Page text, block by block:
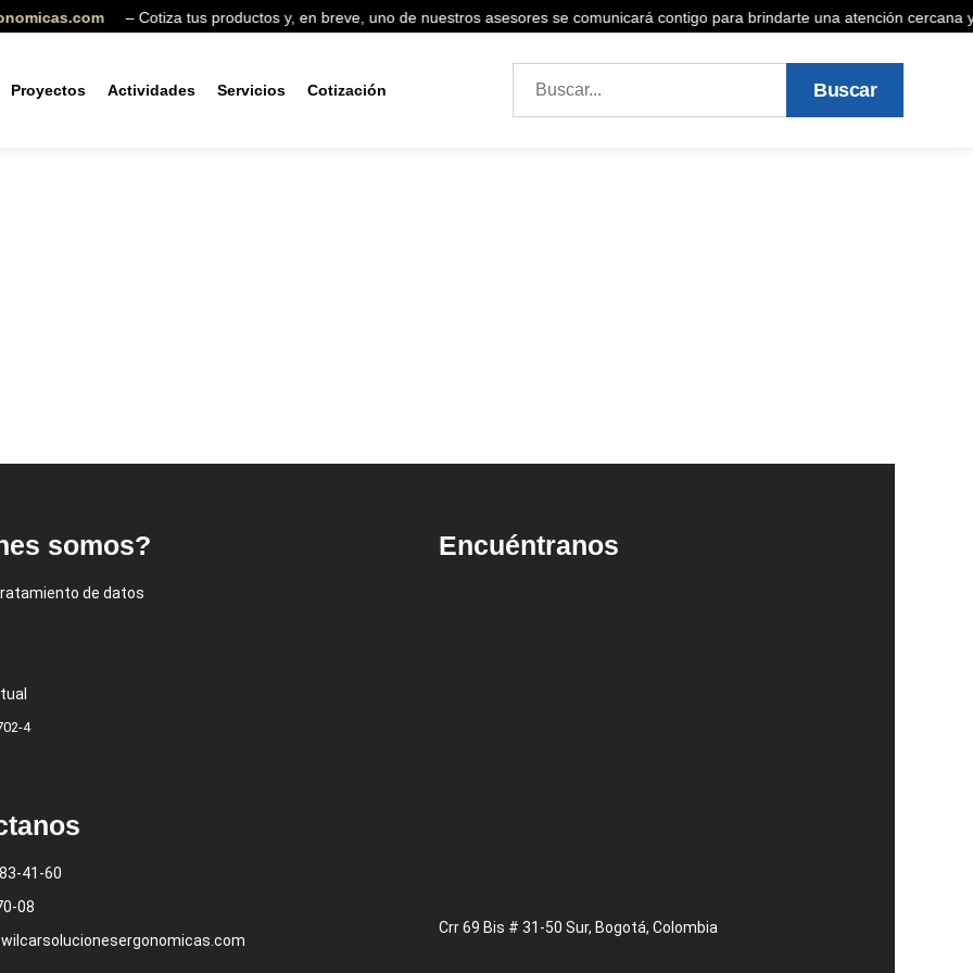
– Cotiza tus productos y, en breve, uno de nuestros asesores se comunicará contigo para brindarte una atención cercana
Proyectos Actividades Servicios Cotización Buscar
somos?
de datos
4
41-60
08
Encuéntranos
Crr 69 Bis # 31-50 Sur, Bogotá, Colombia